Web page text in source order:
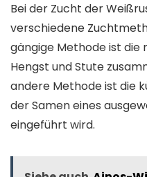
Bei der Zucht der
verschiedene
gängige Methode ist die
Hengst und Stute
andere Methode ist die
der Samen eines
eingeführt wird.